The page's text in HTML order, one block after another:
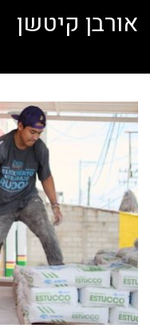
אורבן קיטשן